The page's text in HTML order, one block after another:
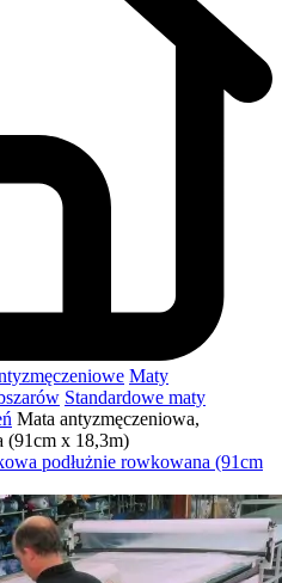
Maty
Standardowe maty
Mata antyzmęczeniowa,
(91cm x 18,3m)